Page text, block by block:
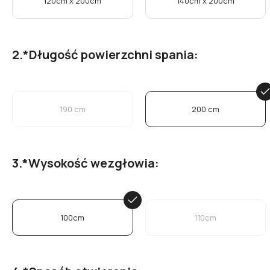
*Długość powierzchni spania:
190 cm 200 cm
*Wysokość wezgłowia:
100cm 110cm